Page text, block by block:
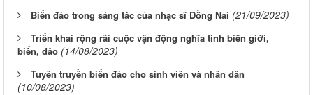
Biển đảo trong sáng tác của nhạc sĩ Đồng Nai (21/09/2023)
Triển khai rộng rãi cuộc vận động nghĩa tình biên giới,
biển, đảo (14/08/2023)
Tuyên truyền biển đảo cho sinh viên và nhân dân
(10/08/2023)